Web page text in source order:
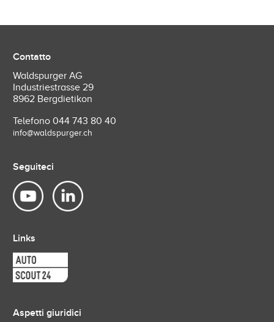
Contatto
Waldspurger AG
Industriestrasse 29
8962 Bergdietikon
Telefono 044 743 80 40
info@waldspurger.ch
Seguiteci
Links
Aspetti giuridici